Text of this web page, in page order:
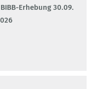
Erhebung 30.09.